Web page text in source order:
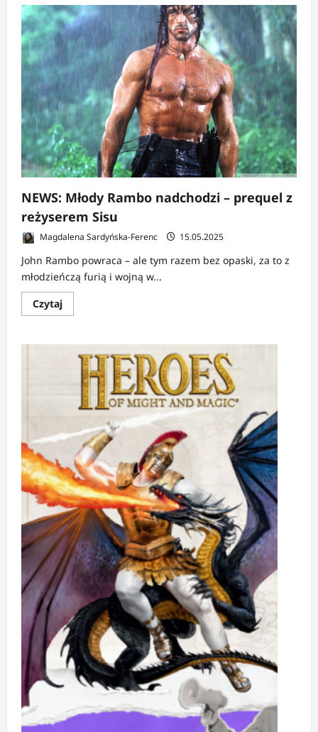
o
NEWS:
Sylvester
Stallone
chciał
zagrać
18-
letniego
Rambo
NEWS: Młody Rambo nadchodzi – prequel z
reżyserem Sisu
Magdalena Sardyńska-Ferenc 15.05.2025
John Rambo powraca – ale tym razem bez opaski, za to z
młodzieńczą furią i wojną w...
CzytajDowiedz
się
NEWS:
Młody
Rambo
nadchodzi
prequel
reżyserem